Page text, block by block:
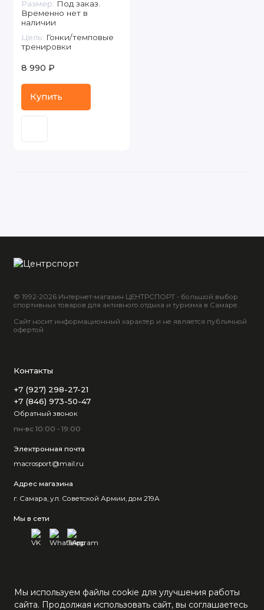
Размер: Под заказ.
Временно нет в
наличии
Цель: Гонки/темповые
тренировки
8 990 ₽
Купить
© 1992-2026 Интернет-магазин ЦЕНТРСПОРТ - большой выбор
спортивных товаров для активного отдыха и туризма в Самаре.
Сайт носит информационный характер и не является публичной
офертой
Контакты
+7 (927) 298-27-21
+7 (846) 973-50-47
Обратный звонок
пн-вс 10:00 - 19:00
Электронная почта
macrosport@mail.ru
Адрес магазина
г. Самара, ул. Советской Армии, дом 219А
Мы в сети
Мы используем файлы cookie для улучшения работы
сайта. Продолжая использовать сайт, вы соглашаетесь